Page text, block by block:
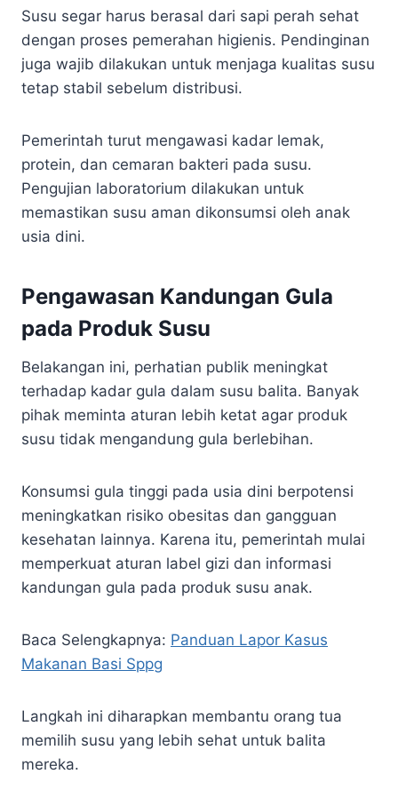
Susu segar harus berasal dari sapi perah sehat
dengan proses pemerahan higienis. Pendinginan
juga wajib dilakukan untuk menjaga kualitas susu
tetap stabil sebelum distribusi.
Pemerintah turut mengawasi kadar lemak,
protein, dan cemaran bakteri pada susu.
Pengujian laboratorium dilakukan untuk
memastikan susu aman dikonsumsi oleh anak
usia dini.
Pengawasan Kandungan Gula
pada Produk Susu
Belakangan ini, perhatian publik meningkat
terhadap kadar gula dalam susu balita. Banyak
pihak meminta aturan lebih ketat agar produk
susu tidak mengandung gula berlebihan.
Konsumsi gula tinggi pada usia dini berpotensi
meningkatkan risiko obesitas dan gangguan
kesehatan lainnya. Karena itu, pemerintah mulai
memperkuat aturan label gizi dan informasi
kandungan gula pada produk susu anak.
Baca Selengkapnya: Panduan Lapor Kasus
Makanan Basi Sppg
Langkah ini diharapkan membantu orang tua
memilih susu yang lebih sehat untuk balita
mereka.